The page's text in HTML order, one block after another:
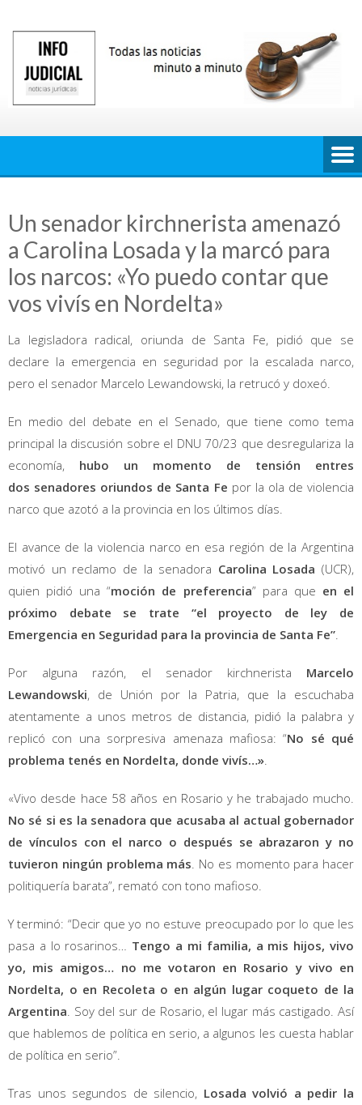
contenido
Un senador kirchnerista amenazó
a Carolina Losada y la marcó para
los narcos: «Yo puedo contar que
vos vivís en Nordelta»
La legisladora radical, oriunda de Santa Fe, pidió que se
declare la emergencia en seguridad por la escalada narco,
pero el senador Marcelo Lewandowski, la retrucó y doxeó.
En medio del debate en el Senado, que tiene como tema
principal la discusión sobre el DNU 70/23 que desregulariza la
economía, hubo un momento de tensión entres
dos senadores oriundos de Santa Fe por la ola de violencia
narco que azotó a la provincia en los últimos días.
El avance de la violencia narco en esa región de la Argentina
motivó un reclamo de la senadora Carolina Losada (UCR),
quien pidió una “moción de preferencia” para que en el
próximo debate se trate “el proyecto de ley de
Emergencia en Seguridad para la provincia de Santa Fe”
Por alguna razón, el senador kirchnerista Marcelo
Lewandowski, de Unión por la Patria, que la escuchaba
atentamente a unos metros de distancia, pidió la palabra y
replicó con una sorpresiva amenaza mafiosa: “No sé qué
problema tenés en Nordelta, donde vivís…»
«Vivo desde hace 58 años en Rosario y he trabajado mucho.
No sé si es la senadora que acusaba al actual gobernador
de vínculos con el narco o después se abrazaron y no
tuvieron ningún problema más . No es momento para hacer
politiquería barata”, remató con tono mafioso.
Y terminó: “Decir que yo no estuve preocupado por lo que les
pasa a lo rosarinos… Tengo a mi familia, a mis hijos, vivo
yo, mis amigos… no me votaron en Rosario y vivo en
Nordelta, o en Recoleta o en algún lugar coqueto de la
Argentina . Soy del sur de Rosario, el lugar más castigado. Así
que hablemos de política en serio, a algunos les cuesta hablar
de política en serio”.
Tras unos segundos de silencio, Losada volvió a pedir la